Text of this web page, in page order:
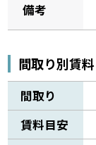
備考
間取り別賃料
間取り
賃料目安